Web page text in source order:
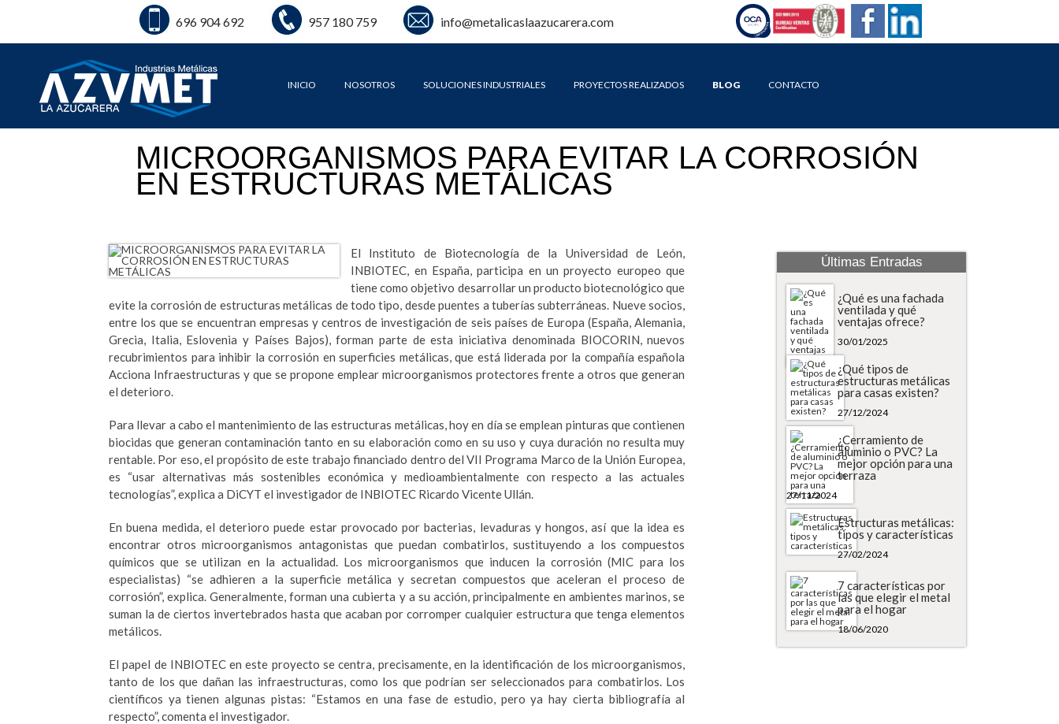
696 904 692 957 180 759 info@metalicaslaazucarera.com
INICIO NOSOTROS SOLUCIONES INDUSTRIALES PROYECTOS REALIZADOS BLOG CONTACTO
MICROORGANISMOS PARA EVITAR LA CORROSIÓN
EN ESTRUCTURAS METÁLICAS
El Instituto de Biotecnología de la Universidad de León,
INBIOTEC, en España, participa en un proyecto europeo que
tiene como objetivo desarrollar un producto biotecnológico que
evite la corrosión de estructuras metálicas de todo tipo, desde puentes a tuberías subterráneas. Nueve socios,
entre los que se encuentran empresas y centros de investigación de seis países de Europa (España, Alemania,
Grecia, Italia, Eslovenia y Países Bajos), forman parte de esta iniciativa denominada BIOCORIN, nuevos
recubrimientos para inhibir la corrosión en superficies metálicas, que está liderada por la compañía española
Acciona Infraestructuras y que se propone emplear microorganismos protectores frente a otros que generan
el deterioro.
Para llevar a cabo el mantenimiento de las estructuras metálicas, hoy en día se emplean pinturas que contienen
biocidas que generan contaminación tanto en su elaboración como en su uso y cuya duración no resulta muy
rentable. Por eso, el propósito de este trabajo financiado dentro del VII Programa Marco de la Unión Europea,
es “usar alternativas más sostenibles económica y medioambientalmente con respecto a las actuales
tecnologías”, explica a DiCYT el investigador de INBIOTEC Ricardo Vicente Ullán.
En buena medida, el deterioro puede estar provocado por bacterias, levaduras y hongos, así que la idea es
encontrar otros microorganismos antagonistas que puedan combatirlos, sustituyendo a los compuestos
químicos que se utilizan en la actualidad. Los microorganismos que inducen la corrosión (MIC para los
especialistas) “se adhieren a la superficie metálica y secretan compuestos que aceleran el proceso de
corrosión”, explica. Generalmente, forman una cubierta y a su acción, principalmente en ambientes marinos, se
suman la de ciertos invertebrados hasta que acaban por corromper cualquier estructura que tenga elementos
metálicos.
El papel de INBIOTEC en este proyecto se centra, precisamente, en la identificación de los microorganismos,
tanto de los que dañan las infraestructuras, como los que podrían ser seleccionados para combatirlos. Los
científicos ya tienen algunas pistas: “Estamos en una fase de estudio, pero ya hay cierta bibliografía al
respecto”, comenta el investigador.
Últimas Entradas
¿Qué es una fachada
ventilada y qué
ventajas ofrece?
30/01/2025
¿Qué tipos de
estructuras metálicas
para casas existen?
27/12/2024
¿Cerramiento de
aluminio o PVC? La
mejor opción para una
terraza
27/11/2024
Estructuras metálicas:
tipos y características
27/02/2024
7 características por
las que elegir el metal
para el hogar
18/06/2020